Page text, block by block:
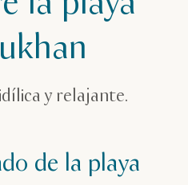
y relajante.
de la playa